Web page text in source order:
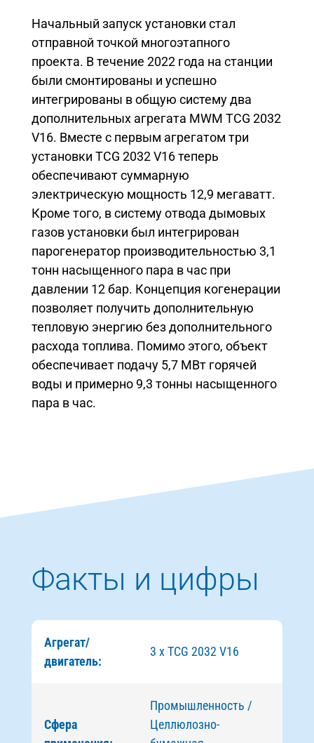
Начальный запуск установки стал
отправной точкой многоэтапного
проекта. В течение 2022 года на станции
были смонтированы и успешно
интегрированы в общую систему два
дополнительных агрегата MWM TCG 2032
V16. Вместе с первым агрегатом три
установки TCG 2032 V16 теперь
обеспечивают суммарную
электрическую мощность 12,9 мегаватт.
Кроме того, в систему отвода дымовых
газов установки был интегрирован
парогенератор производительностью 3,1
тонн насыщенного пара в час при
давлении 12 бар. Концепция когенерации
позволяет получить дополнительную
тепловую энергию без дополнительного
расхода топлива. Помимо этого, объект
обеспечивает подачу 5,7 МВт горячей
воды и примерно 9,3 тонны насыщенного
пара в час.
Факты и цифры
Агрегат/
двигатель:
3 x TCG 2032 V16
Сфера
Промышленность /
Целлюлозно-